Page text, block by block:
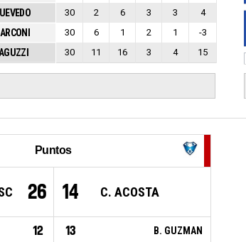
30 2 6 3 3
4
30 6 1 2 1
-3
30 11 16 3 4 15
Puntos
26 14 C. ACOSTA
12 13 B. GUZMAN